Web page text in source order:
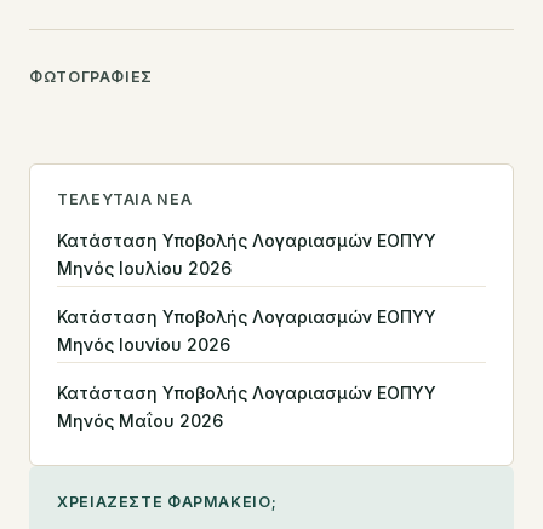
ΦΩΤΟΓΡΑΦΊΕΣ
ΤΕΛΕΥΤΑΊΑ ΝΈΑ
Κατάσταση Υποβολής Λογαριασμών ΕΟΠΥΥ
Μηνός Ιουλίου 2026
Κατάσταση Υποβολής Λογαριασμών ΕΟΠΥΥ
Μηνός Ιουνίου 2026
Κατάσταση Υποβολής Λογαριασμών ΕΟΠΥΥ
Μηνός Μαΐου 2026
ΧΡΕΙΆΖΕΣΤΕ ΦΑΡΜΑΚΕΊΟ;